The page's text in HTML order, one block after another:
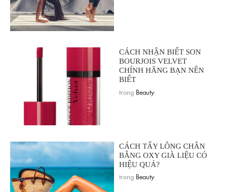
CÁCH NHẬN BIẾT SON
BOURJOIS VELVET
CHÍNH HÃNG BẠN NÊN
BIẾT
trong Beauty.
CÁCH TẨY LÔNG CHÂN
BẰNG OXY GIÀ LIỆU CÓ
HIỆU QUẢ?
trong Beauty.